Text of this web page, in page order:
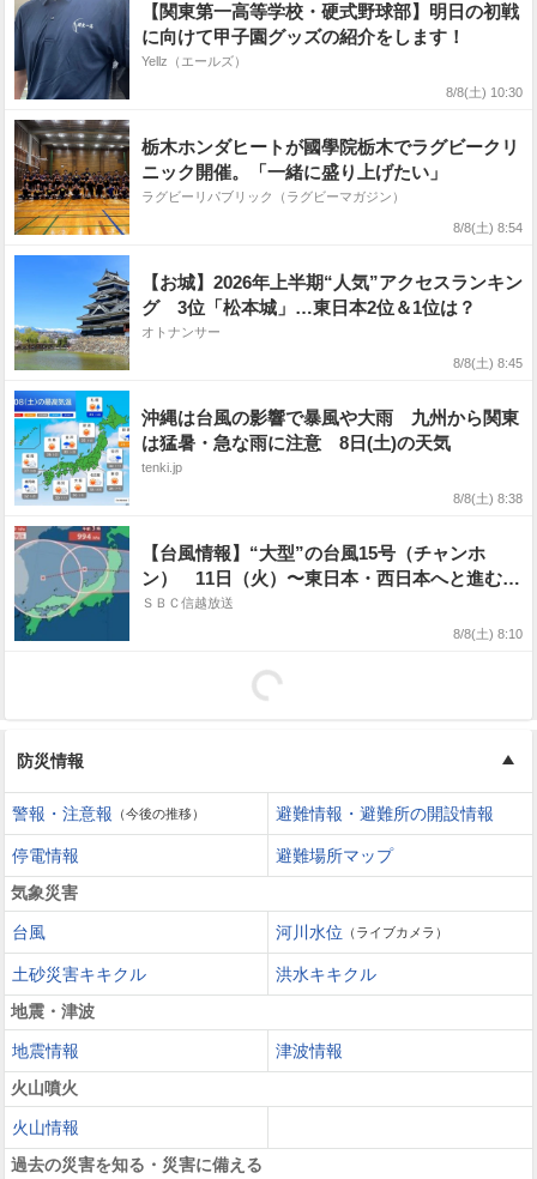
【関東第一高等学校・硬式野球部】明日の初戦
に向けて甲子園グッズの紹介をします！
Yellz（エールズ）
8/8(土) 10:30
栃木ホンダヒートが國學院栃木でラグビークリ
ニック開催。「一緒に盛り上げたい」
ラグビーリパブリック（ラグビーマガジン）
8/8(土) 8:54
【お城】2026年上半期“人気”アクセスランキン
グ 3位「松本城」…東日本2位＆1位は？
オトナンサー
8/8(土) 8:45
沖縄は台風の影響で暴風や大雨 九州から関東
は猛暑・急な雨に注意 8日(土)の天気
tenki.jp
8/8(土) 8:38
【台風情報】“大型”の台風15号（チャンホ
ン） 11日（火）〜東日本・西日本へと進む
か 今後の進路は?勢力は?【18日（火）まで
の雨風シミュレーション画像】お盆休みに影響
ＳＢＣ信越放送
8/8(土) 8:10
防災情報
警報・注意報 （今後の推移） 避難情報・避難所の開設情報
停電情報
避難場所マップ
気象災害
台風 河川水位 （ライブカメラ）
土砂災害キキクル
洪水キキクル
地震・津波
地震情報
津波情報
火山噴火
火山情報
過去の災害を知る・災害に備える